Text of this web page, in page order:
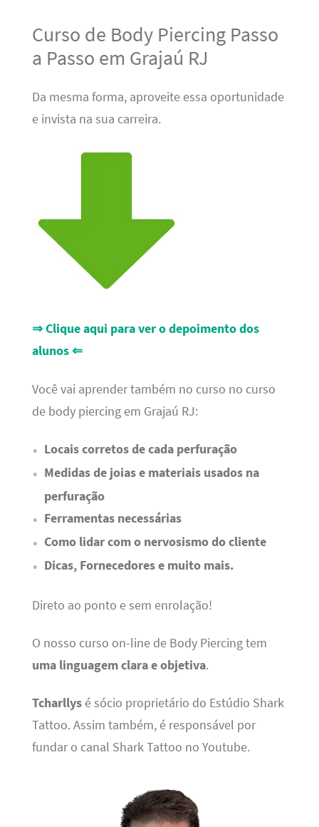
Curso de Body Piercing Passo
a Passo em Grajaú RJ
Da mesma forma, aproveite essa oportunidade
e invista na sua carreira.
⇒ Clique aqui para ver o depoimento dos
alunos ⇐
Você vai aprender também no curso no curso
de body piercing em Grajaú RJ:
Locais corretos de cada perfuração
Medidas de joias e materiais usados na
perfuração
Ferramentas necessárias
Como lidar com o nervosismo do cliente
Dicas, Fornecedores e muito mais.
Direto ao ponto e sem enrolação!
O nosso curso on-line de Body Piercing tem
uma linguagem clara e objetiva.
Tcharllysé sócio proprietário do Estúdio Shark
Tattoo. Assim também, é responsável por
fundar o canal Shark Tattoo no Youtube.